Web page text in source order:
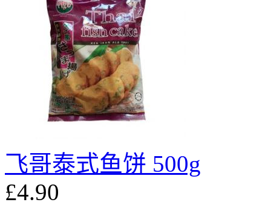
飞哥泰式鱼饼 500g
£4.90